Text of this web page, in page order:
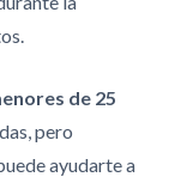
de 25
pero
ayudarte a